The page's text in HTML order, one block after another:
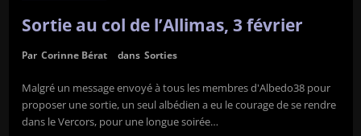
Sortie au col de l’Allimas, 3 février
Par Corinne Bérat dans Sorties
Malgré un message envoyé à tous les membres d'Albedo38 pour
proposer une sortie, un seul albédien a eu le courage de se rendre
dans le Vercors, pour une longue soirée…